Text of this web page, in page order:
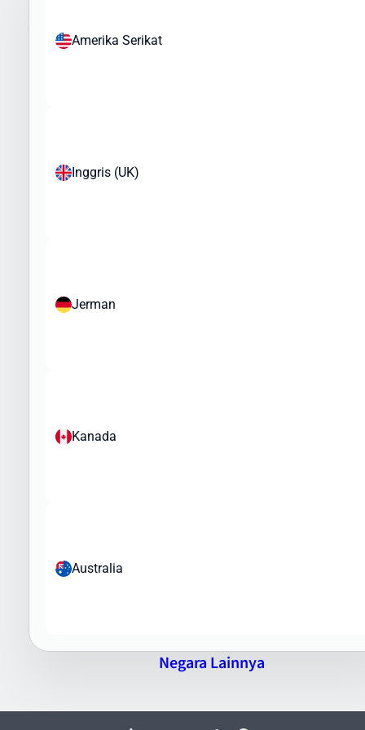
ada regulasi khusus yang perlu dipatuhi. Berikut jenis barang yang
Produk kesehatan (non-resep)
Barang yang Dibatasi atau Memerlukan Izin Khusus:
Obat-obatan terlarang
pengiriman barang ke Amerika Serikat (USA) dan memastikan
Keunggulan Pengiriman Barang ke Amerika
Serikat (USA) via Intrasia.id
Amerika Serikat
Inggris (UK)
Jerman
Kanada
Australia
Negara Lainnya